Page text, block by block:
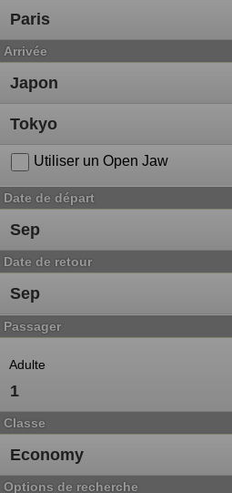
Arrivée
Utiliser un Open Jaw
Date de départ
Date de retour
Passager
Adulte
Classe
Options de recherche